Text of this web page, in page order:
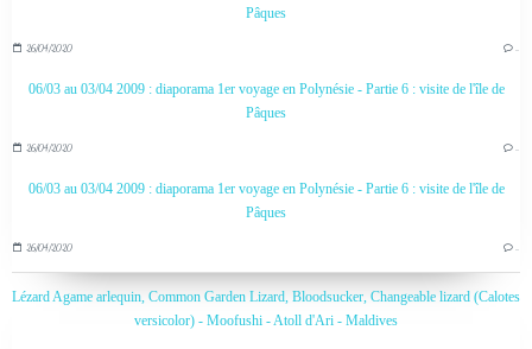
Pâques
26/04/2020 …
06/03 au 03/04 2009 : diaporama 1er voyage en Polynésie - Partie 6 : visite de l'île de
Pâques
26/04/2020 …
06/03 au 03/04 2009 : diaporama 1er voyage en Polynésie - Partie 6 : visite de l'île de
Pâques
26/04/2020 …
Lézard Agame arlequin, Common Garden Lizard, Bloodsucker, Changeable lizard (Calotes
versicolor) - Moofushi - Atoll d'Ari - Maldives